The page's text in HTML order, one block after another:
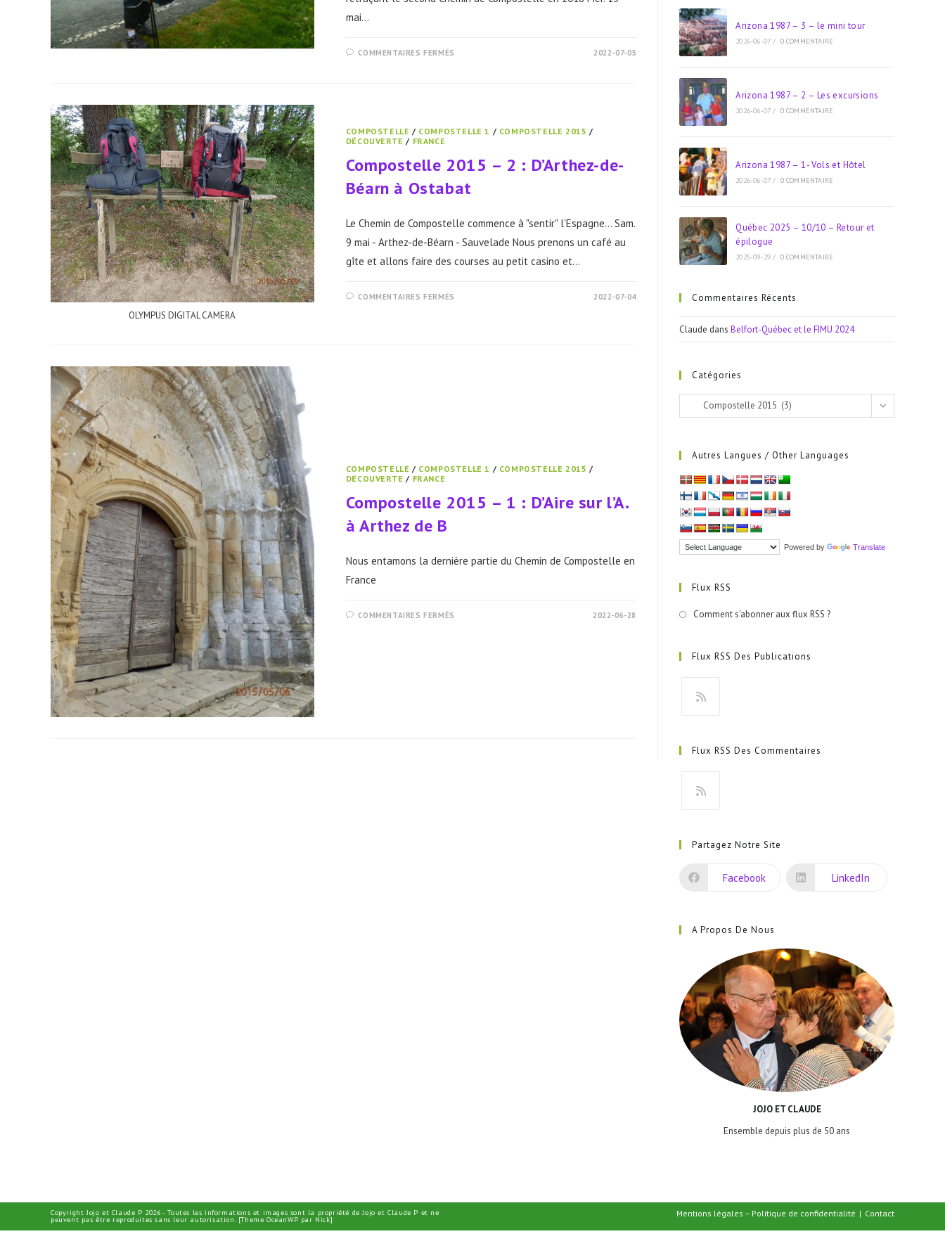
mai…
COMMENTAIRES FERMÉS 2022-07-05
OLYMPUS DIGITAL CAMERA
COMPOSTELLE / COMPOSTELLE 1 / COMPOSTELLE 2015 /
DÉCOUVERTE / FRANCE
Compostelle 2015 – 2 : D’Arthez-de-
Béarn à Ostabat
Le Chemin de Compostelle commence à "sentir" l'Espagne... Sam.
9 mai - Arthez-de-Béarn - Sauvelade Nous prenons un café au
gîte et allons faire des courses au petit casino et…
COMMENTAIRES FERMÉS 2022-07-04
COMPOSTELLE / COMPOSTELLE 1 / COMPOSTELLE 2015 /
DÉCOUVERTE / FRANCE
Compostelle 2015 – 1 : D’Aire sur l’A.
à Arthez de B
Nous entamons la dernière partie du Chemin de Compostelle en
France
COMMENTAIRES FERMÉS 2022-06-28
Arizona 1987 – 3 – le mini tour
2026-06-07 / 0 COMMENTAIRE
Arizona 1987 – 2 – Les excursions
2026-06-07 / 0 COMMENTAIRE
Arizona 1987 – 1- Vols et Hôtel
2026-06-07 / 0 COMMENTAIRE
Québec 2025 – 10/10 – Retour et
épilogue
2025-09-29 / 0 COMMENTAIRE
Commentaires Récents
Claude dans Belfort-Québec et le FIMU 2024
Catégories
Catégories
Compostelle 2015 (3)
Autres Langues / Other Languages
Powered by Translate
Flux RSS
Comment s'abonner aux flux RSS ?
Flux RSS Des Publications
un
onglet
Flux RSS Des Commentaires
un
nouvel
Partagez Notre Site
Facebook LinkedIn
A Propos De Nous
JOJO ET CLAUDE
Ensemble depuis plus de 50 ans
Mentions légales – Politique de confidentialité Contact
Copyright Jojo et Claude P 2026 - Toutes les informations et images sont la propriété de Jojo et Claude P et ne
peuvent pas être reproduites sans leur autorisation. [Theme OceanWP par Nick]